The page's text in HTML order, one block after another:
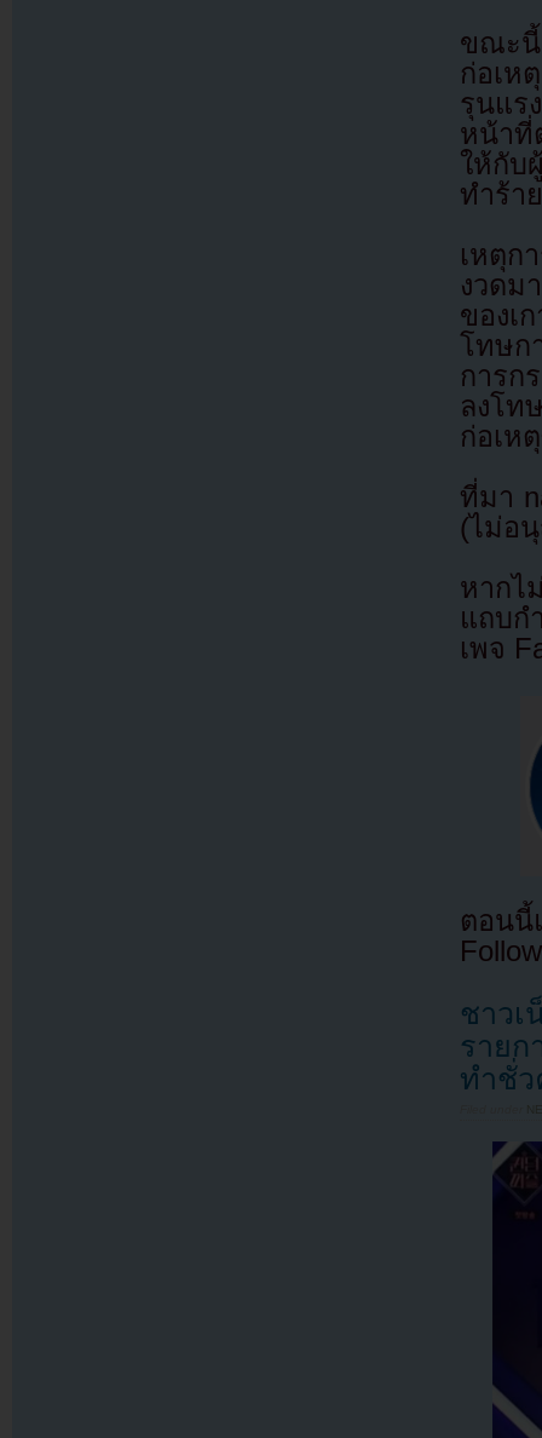
ขณะนี้
ก่อเห
รุนแร
หน้าที่
ให้กับ
ทำร้า
เหตุก
งวดม
ของเ
โทษก
การก
ลงโท
ก่อเห
ที่มา
(ไม่อ
หากไ
แถบก
เพจ
ตอนนี้
ชาว
รายก
ทำชั่ว